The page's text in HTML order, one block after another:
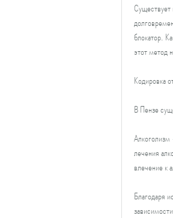
Существует
блокатор.
этот метод
Кодировка
В Пензе
Алкоголизм
лечения
влечение к
Благодаря